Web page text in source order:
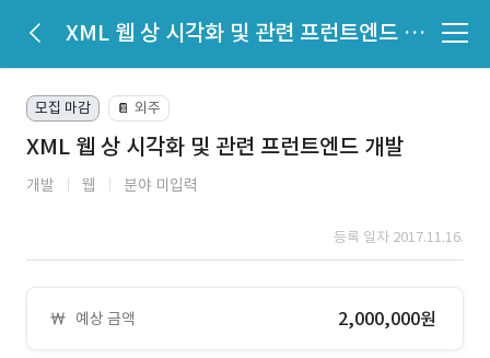
XML 웹 상 시각화 및 관련 프런트엔드 개발
모집 마감 📔 외주
XML 웹 상 시각화 및 관련 프런트엔드 개발
개발 웹 분야 미입력
등록 일자 2017.11.16.
예상 금액 2,000,000원